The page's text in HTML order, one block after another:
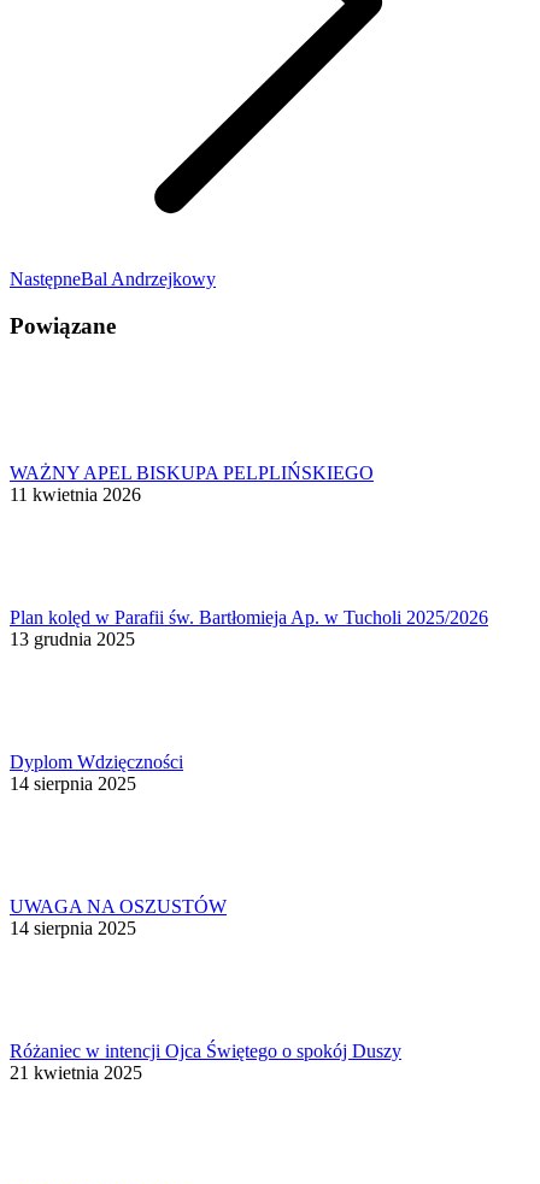
NastępneNastępny
Bal Andrzejkowy
Powiązane
WAŻNY APEL BISKUPA PELPLIŃSKIEGO
11 kwietnia 2026
Plan kolęd w Parafii św. Bartłomieja Ap. w Tucholi 2025/2026
13 grudnia 2025
Dyplom Wdzięczności
14 sierpnia 2025
UWAGA NA OSZUSTÓW
14 sierpnia 2025
Różaniec w intencji Ojca Świętego o spokój Duszy
21 kwietnia 2025